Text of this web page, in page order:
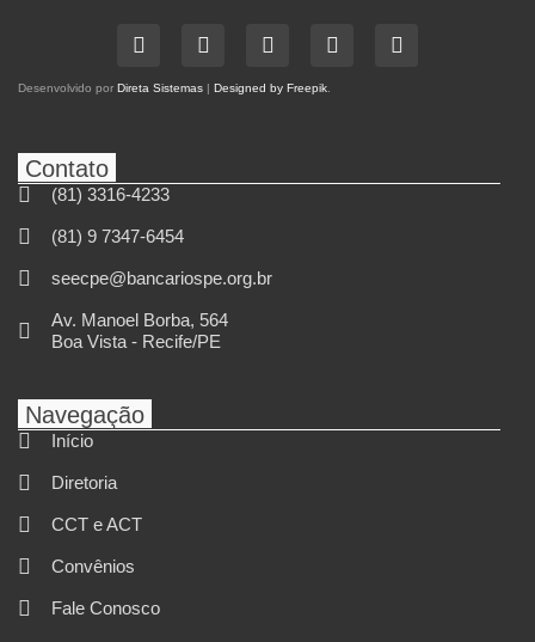
Desenvolvido por Direta Sistemas Designed by Freepik.
Contato
(81) 3316-4233
(81) 9 7347-6454
seecpe@bancariospe.org.br
Av. Manoel Borba, 564
Boa Vista - Recife/PE
Navegação
Início
Diretoria
CCT e ACT
Convênios
Fale Conosco